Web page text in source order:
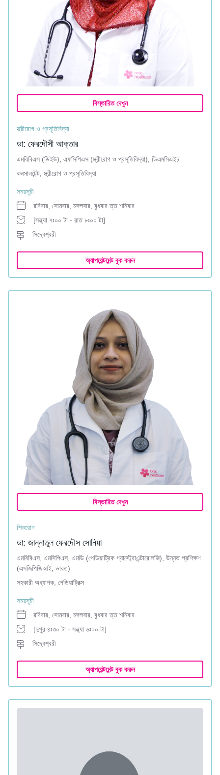
বিস্তারিত দেখুন
স্ত্রীরোগ ও প্রসূতিবিদ্যা
ডা: ফেরদৌসী আক্তার
এমবিবিএস (ডিইউ), এফসিপিএস (স্ত্রীরোগ ও প্রসূতিবিদ্যা), ডিএমসিএইচ
কনসালটেন্ট, স্ত্রীরোগ ও প্রসূতিবিদ্যা
সময়সূচী
রবিবার, সোমবার, মঙ্গলবার, বুধবার ত্ত শনিবার
[সন্ধ্যা ৭ঃ০০ টা - রাত ৮ঃ০০ টা]
সিদ্ধেশ্বরী
অ্যাপয়েন্টমেন্ট বুক করুন
বিস্তারিত দেখুন
শিশুরোগ
ডা: জান্নাতুল ফেরদৌস সোনিয়া
এমবিবিএস, এমসিপিএস, এমডি (পেডিয়াট্রিক গ্যাস্ট্রোএন্টারোলজি), উন্নত প্রশিক্ষণ
(এসজিপিজিআই, ভারত)
সহকারী অধ্যাপক, পেডিয়াট্রিক্স
সময়সূচী
রবিবার, সোমবার, মঙ্গলবার, বুধবার ত্ত শনিবার
[দুপুর ৪ঃ৩০ টা - সন্ধ্যা ৬ঃ০০ টা]
সিদ্ধেশ্বরী
অ্যাপয়েন্টমেন্ট বুক করুন